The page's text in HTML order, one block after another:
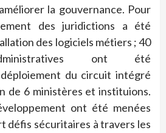
la gouvernance. Pour
des juridictions a été
des logiciels métiers ; 40
ont été
du circuit intégré
de 6 ministères et instituions.
ont été menées
défis sécuritaires à travers les